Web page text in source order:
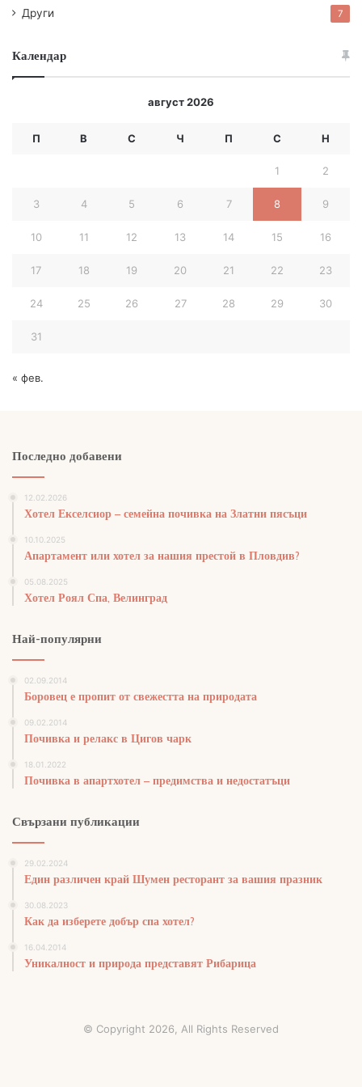
или сноуборд.
Други 7
Календар
август 2026
П В С Ч П С Н
1 2
3 4 5 6 7 8 9
10 11 12 13 14 15 16
17 18 19 20 21 22 23
24 25 26 27 28 29 30
31
« фев.
Последно добавени
12.02.2026
Хотел Екселсиор – семейна почивка на Златни пясъци
10.10.2025
Апартамент или хотел за нашия престой в Пловдив?
05.08.2025
Хотел Роял Спа, Велинград
Най-популярни
02.09.2014
Боровец е пропит от свежестта на природата
09.02.2014
Почивка и релакс в Цигов чарк
18.01.2022
Почивка в апартхотел – предимства и недостатъци
Свързани публикации
29.02.2024
Един различен край Шумен ресторант за вашия празник
30.08.2023
Как да изберете добър спа хотел?
16.04.2014
Уникалност и природа представят Рибарица
© Copyright 2026, All Rights Reserved